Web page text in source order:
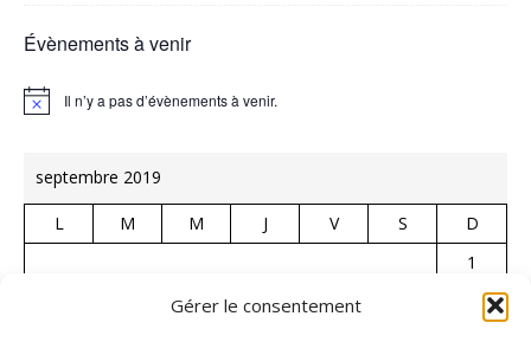
Gérer le consentement
Évènements à venir
N
e
Il n’y a pas d’évènements à venir.
septembre 2019
L M M J V S
D
1
4 5 6